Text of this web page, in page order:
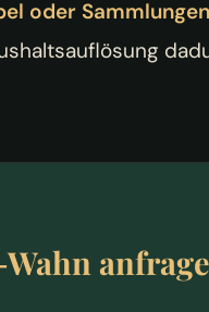
oder Sammlungen